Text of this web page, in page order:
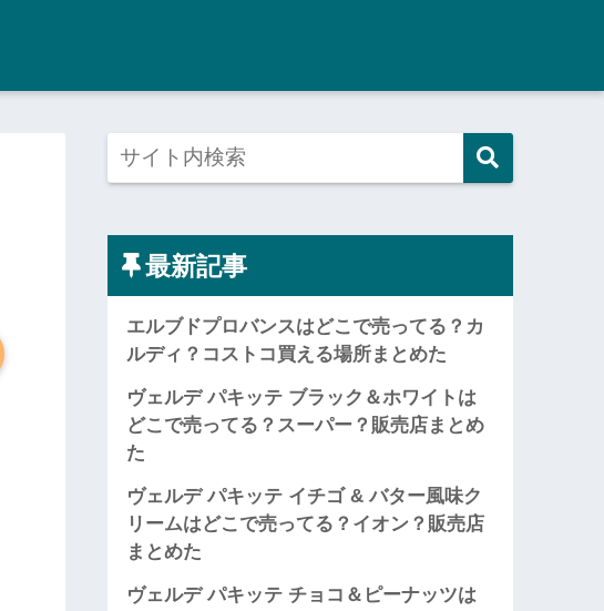
最新記事
エルブドプロバンスはどこで売ってる？カ
ルディ？コストコ買える場所まとめた
ヴェルデ パキッテ ブラック＆ホワイトは
どこで売ってる？スーパー？販売店まとめ
た
ヴェルデ パキッテ イチゴ & バター風味ク
リームはどこで売ってる？イオン？販売店
まとめた
ヴェルデ パキッテ チョコ＆ピーナッツは